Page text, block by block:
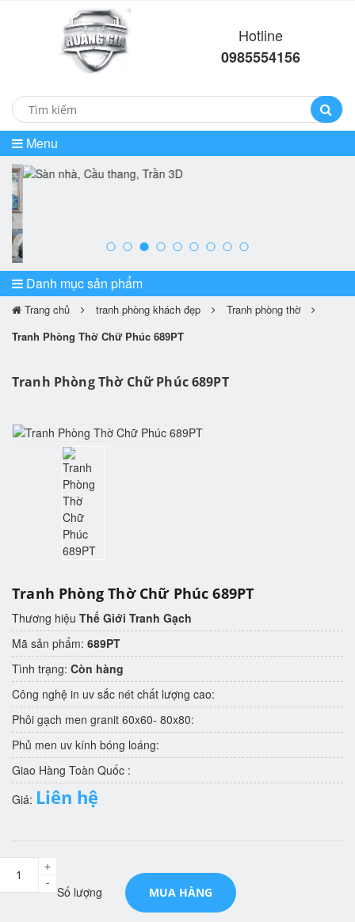
Hotline
0985554156
Menu
Danh mục sản phẩm
Trang chủ tranh phòng khách đẹp
Tranh phòng thờ
Tranh Phòng Thờ Chữ Phúc 689PT
Tranh Phòng Thờ Chữ Phúc 689PT
Tranh Phòng Thờ Chữ Phúc 689PT
Thương hiệu Thế Giới Tranh Gạch
Mã sản phẩm: 689PT
Tình trạng: Còn hàng
Công nghệ in uv sắc nét chất lượng cao:
Phôi gạch men granit 60x60- 80x80:
Phủ men uv kính bóng loáng:
Giao Hàng Toàn Quốc :
Giá: Liên hệ
Số lượng
-
+
MUA HÀNG